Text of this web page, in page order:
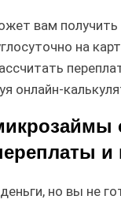
вам получить
на
онлайн-
и
но вы не